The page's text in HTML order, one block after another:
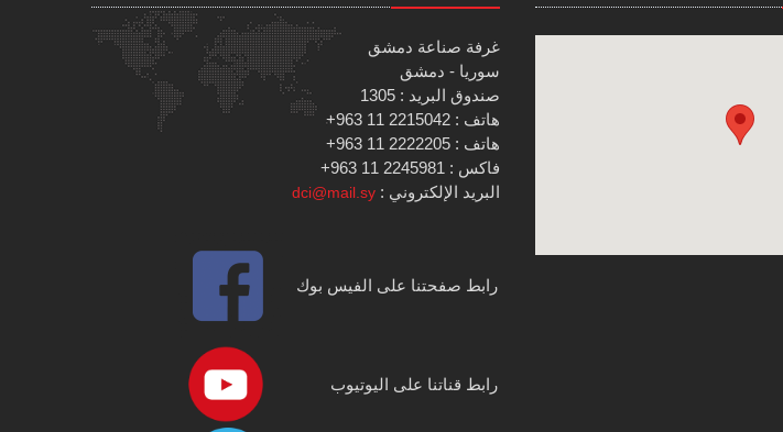
غرفة صناعة دمشق
سوريا - دمشق
صندوق البريد : 1305
هاتف : 2215042 11 963+
هاتف : 2222205 11 963+
فاكس : 2245981 11 963+
البريد الإلكتروني : dci@mail.sy
رابط صفحتنا على الفيس بوك
رابط قناتنا على اليوتيوب